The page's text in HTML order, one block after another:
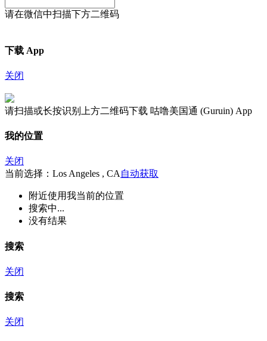
请在微信中扫描下方二维码
下载 App
关闭
请扫描或长按识别上方二维码下载 咕噜美国通 (Guruin) App
我的位置
关闭
当前选择：Los Angeles , CA自动获取
附近使用我当前的位置
搜索中...
没有结果
搜索
关闭
搜索
关闭